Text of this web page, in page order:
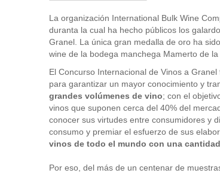
La organización International Bulk Wine
duranta la cual ha hecho públicos los
Granel. La única gran medalla de oro ha
wine de la bodega manchega Mamerto de la
El Concurso Internacional de Vinos a
para garantizar un mayor conocimiento y
grandes volúmenes de vino; con el
vinos que suponen cerca del 40% del
conocer sus virtudes entre consumidores y
consumo y premiar el esfuerzo de sus
vinos de todo el mundo con una
Por eso, del más de un centenar de